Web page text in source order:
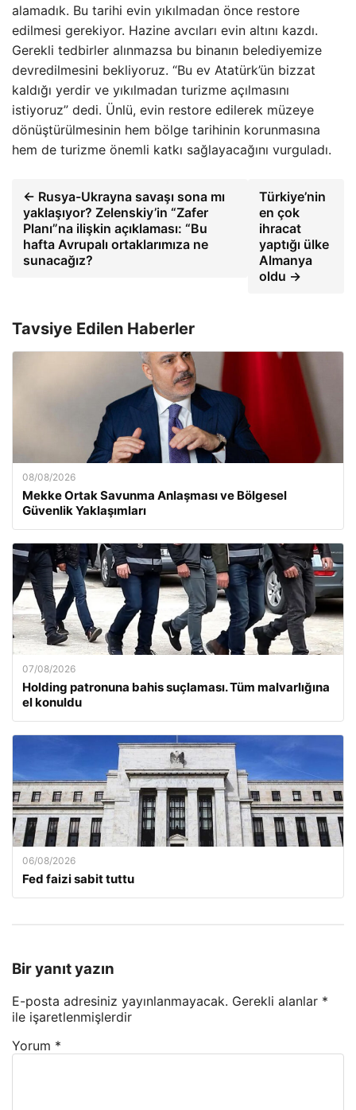
alamadık. Bu tarihi evin yıkılmadan önce restore
edilmesi gerekiyor. Hazine avcıları evin altını kazdı.
Gerekli tedbirler alınmazsa bu binanın belediyemize
devredilmesini bekliyoruz. “Bu ev Atatürk’ün bizzat
kaldığı yerdir ve yıkılmadan turizme açılmasını
istiyoruz” dedi. Ünlü, evin restore edilerek müzeye
dönüştürülmesinin hem bölge tarihinin korunmasına
hem de turizme önemli katkı sağlayacağını vurguladı.
← Rusya-Ukrayna savaşı sona mı
yaklaşıyor? Zelenskiy’in “Zafer
Planı”na ilişkin açıklaması: “Bu
hafta Avrupalı ​​ortaklarımıza ne
sunacağız?
Türkiye’nin
en çok
ihracat
yaptığı ülke
Almanya
oldu →
Tavsiye Edilen Haberler
08/08/2026
Mekke Ortak Savunma Anlaşması ve Bölgesel
Güvenlik Yaklaşımları
07/08/2026
Holding patronuna bahis suçlaması. Tüm malvarlığına
el konuldu
06/08/2026
Fed faizi sabit tuttu
Bir yanıt yazın
E-posta adresiniz yayınlanmayacak. Gerekli alanlar *
ile işaretlenmişlerdir
Yorum *